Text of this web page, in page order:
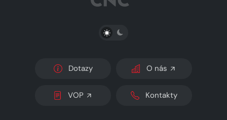
PŘEPNOUT SVĚTLÝ/TMAVÝ REŽIM
Dotazy O nás
VOP Kontakty